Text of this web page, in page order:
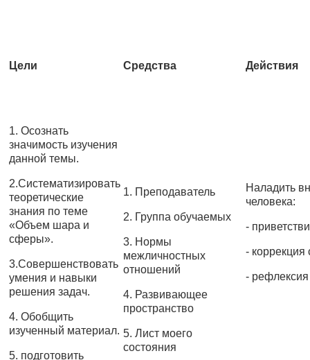
Цели Средства Действия
1. Осознать
значимость изучения
данной темы.
2.Систематизировать
теоретические
знания по теме
«Объем шара и
сферы».
3.Совершенствовать
умения и навыки
решения задач.
4. Обобщить
изученный материал.
5. подготовить
1. Преподаватель
2. Группа обучаемых
3. Нормы
межличностных
отношений
4. Развивающее
пространство
5. Лист моего
состояния
Наладить
человека:
-
- коррекция
-